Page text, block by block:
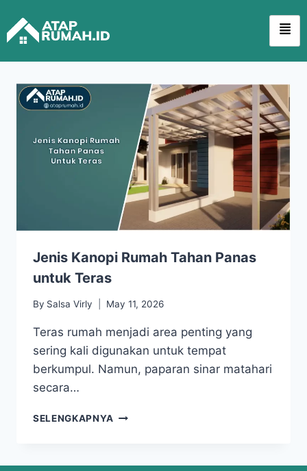
Jenis Kanopi Rumah Tahan Panas
untuk Teras
By Salsa Virly May 11, 2026
Teras rumah menjadi area penting yang
sering kali digunakan untuk tempat
berkumpul. Namun, paparan sinar matahari
secara…
SELENGKAPNYA